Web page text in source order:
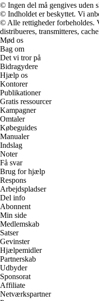
© Ingen del må gengives uden
© Indholdet er beskyttet. Vi
© Alle rettigheder forbeholdes.
distribueres, transmitteres,
Mød os
Bag om
Det vi tror på
Bidragydere
Hjælp os
Kontorer
Publikationer
Gratis ressourcer
Kampagner
Omtaler
Købeguides
Manualer
Indslag
Noter
Få svar
Brug for hjælp
Respons
Arbejdspladser
Del info
Abonnent
Min side
Medlemskab
Satser
Gevinster
Hjælpemidler
Partnerskab
Udbyder
Sponsorat
Affiliate
Netværkspartner